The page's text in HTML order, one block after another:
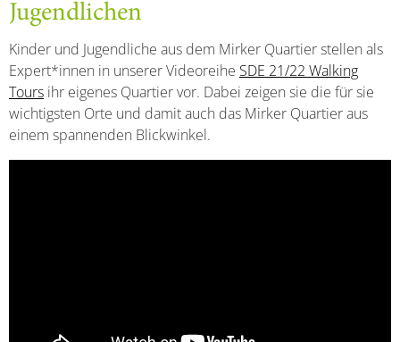
Jugendlichen
Kinder und Jugendliche aus dem Mirker Quartier stellen als
Expert*innen in unserer Videoreihe SDE 21/22 Walking
Tours ihr eigenes Quartier vor. Dabei zeigen sie die für sie
wichtigsten Orte und damit auch das Mirker Quartier aus
einem spannenden Blickwinkel.